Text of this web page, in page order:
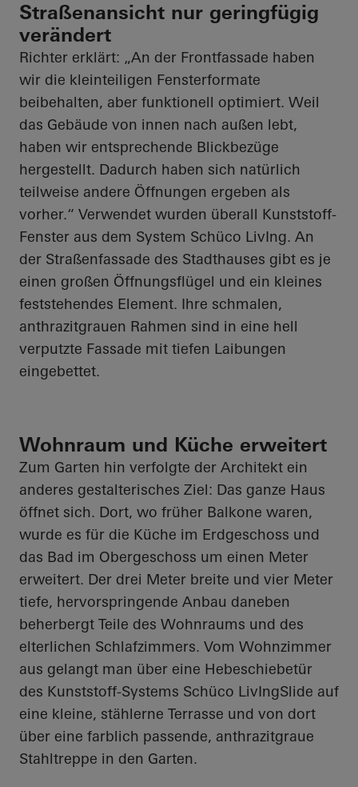
Straßenansicht nur geringfügig
verändert
Richter erklärt: „An der Frontfassade haben
wir die kleinteiligen Fensterformate
beibehalten, aber funktionell optimiert. Weil
das Gebäude von innen nach außen lebt,
haben wir entsprechende Blickbezüge
hergestellt. Dadurch haben sich natürlich
teilweise andere Öffnungen ergeben als
vorher.“ Verwendet wurden überall Kunststoff-
Fenster aus dem System Schüco LivIng. An
der Straßenfassade des Stadthauses gibt es je
einen großen Öffnungsflügel und ein kleines
feststehendes Element. Ihre schmalen,
anthrazitgrauen Rahmen sind in eine hell
verputzte Fassade mit tiefen Laibungen
eingebettet.
Wohnraum und Küche erweitert
Zum Garten hin verfolgte der Architekt ein
anderes gestalterisches Ziel: Das ganze Haus
öffnet sich. Dort, wo früher Balkone waren,
wurde es für die Küche im Erdgeschoss und
das Bad im Obergeschoss um einen Meter
erweitert. Der drei Meter breite und vier Meter
tiefe, hervorspringende Anbau daneben
beherbergt Teile des Wohnraums und des
elterlichen Schlafzimmers. Vom Wohnzimmer
aus gelangt man über eine Hebeschiebetür
des Kunststoff-Systems Schüco LivIngSlide auf
eine kleine, stählerne Terrasse und von dort
über eine farblich passende, anthrazitgraue
Stahltreppe in den Garten.